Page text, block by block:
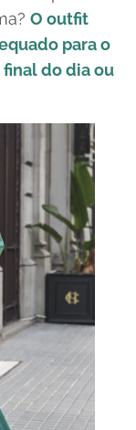
O outfit
para o
final do dia ou